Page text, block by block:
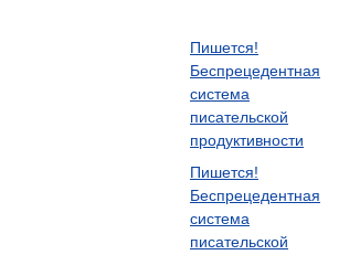
Пишется!
Беспрецедентная
система
писательской
продуктивности
Пишется!
Беспрецедентная
система
писательской